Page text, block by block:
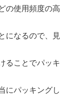
の使用頻度の高
になるので、見
ることでパッキ
にパッキングし